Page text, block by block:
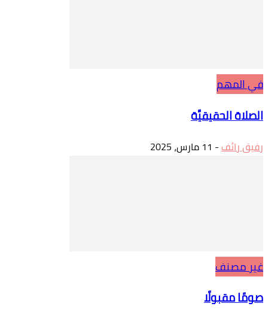
في المهم
الصلاة الحقيقيَّة
رفيق رائف- 11 مارس، 2025
غير مصنف
صومًا مقبولًا